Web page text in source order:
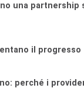
una
il progresso
perché i